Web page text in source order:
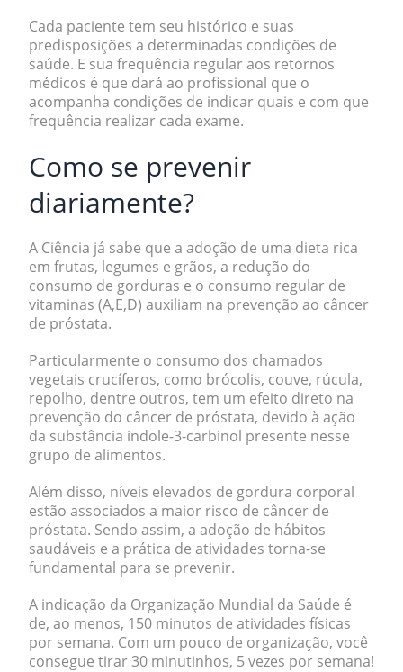
Cada paciente tem seu histórico e suas
predisposições a determinadas condições de
saúde. E sua frequência regular aos retornos
médicos é que dará ao profissional que o
acompanha condições de indicar quais e com que
frequência realizar cada exame.
Como se prevenir
diariamente?
A Ciência já sabe que a adoção de uma dieta rica
em frutas, legumes e grãos, a redução do
consumo de gorduras e o consumo regular de
vitaminas (A,E,D) auxiliam na prevenção ao câncer
de próstata.
Particularmente o consumo dos chamados
vegetais crucíferos, como brócolis, couve, rúcula,
repolho, dentre outros, tem um efeito direto na
prevenção do câncer de próstata, devido à ação
da substância indole-3-carbinol presente nesse
grupo de alimentos.
Além disso, níveis elevados de gordura corporal
estão associados a maior risco de câncer de
próstata. Sendo assim, a adoção de hábitos
saudáveis e a prática de atividades torna-se
fundamental para se prevenir.
A indicação da Organização Mundial da Saúde é
de, ao menos, 150 minutos de atividades físicas
por semana. Com um pouco de organização, você
consegue tirar 30 minutinhos, 5 vezes por semana!